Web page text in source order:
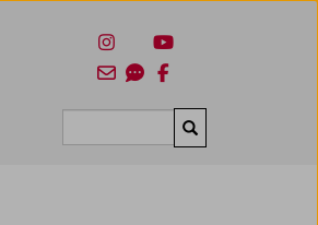
Suchen